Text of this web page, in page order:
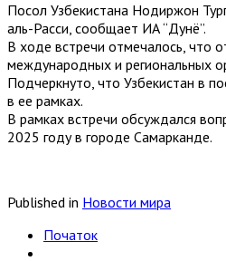
Посол Узбекистана Нодиржон
аль-Расси, сообщает ИА “Дунё”.
В ходе встречи отмечалось, что
международных и региональных
Подчеркнуто, что Узбекистан в
в ее рамках.
В рамках встречи обсуждался
2025 году в городе Самарканде.
Published in Новости мира
Початок